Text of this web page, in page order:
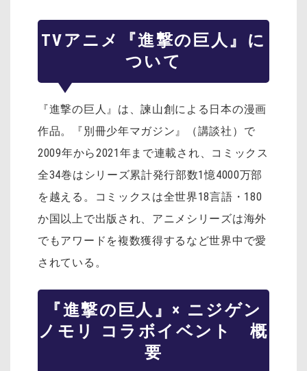
TVアニメ『進撃の巨人』に
ついて
『進撃の巨人』は、諫山創による日本の漫画
作品。『別冊少年マガジン』（講談社）で
2009年から2021年まで連載され、コミックス
全34巻はシリーズ累計発行部数1憶4000万部
を越える。コミックスは全世界18言語・180
か国以上で出版され、アニメシリーズは海外
でもアワードを複数獲得するなど世界中で愛
されている。
『進撃の巨人』× ニジゲン
ノモリ コラボイベント 概
要